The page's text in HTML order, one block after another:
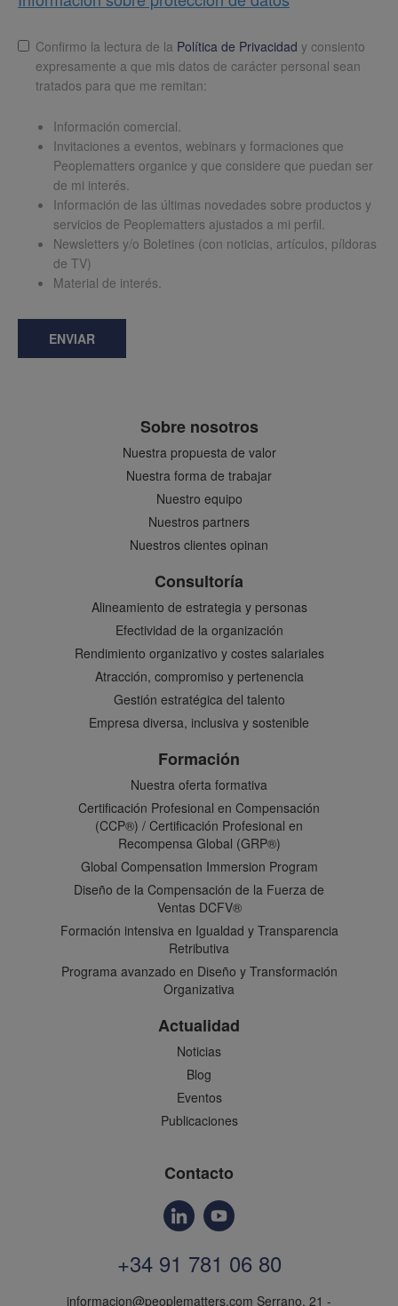
LopdConfirmo la lectura de la Política de Privacidad y consiento
expresamente a que mis datos de carácter personal sean
tratados para que me remitan:
Información comercial.
Invitaciones a eventos, webinars y formaciones que
Peoplematters organice y que considere que puedan ser
de mi interés.
Información de las últimas novedades sobre productos y
servicios de Peoplematters ajustados a mi perfil.
Newsletters y/o Boletines (con noticias, artículos, píldoras
de TV)
Material de interés.
ENVIAR
Sobre nosotros
Nuestra propuesta de valor
Nuestra forma de trabajar
Nuestro equipo
Nuestros partners
Nuestros clientes opinan
Consultoría
Alineamiento de estrategia y personas
Efectividad de la organización
Rendimiento organizativo y costes salariales
Atracción, compromiso y pertenencia
Gestión estratégica del talento
Empresa diversa, inclusiva y sostenible
Formación
Nuestra oferta formativa
Certificación Profesional en Compensación
(CCP®) / Certificación Profesional en
Recompensa Global (GRP®)
Global Compensation Immersion Program
Diseño de la Compensación de la Fuerza de
Ventas DCFV®
Formación intensiva en Igualdad y Transparencia
Retributiva
Programa avanzado en Diseño y Transformación
Organizativa
Actualidad
Noticias
Blog
Eventos
Publicaciones
Contacto
+34 91 781 06 80
informacion@peoplematters.com Serrano, 21 -